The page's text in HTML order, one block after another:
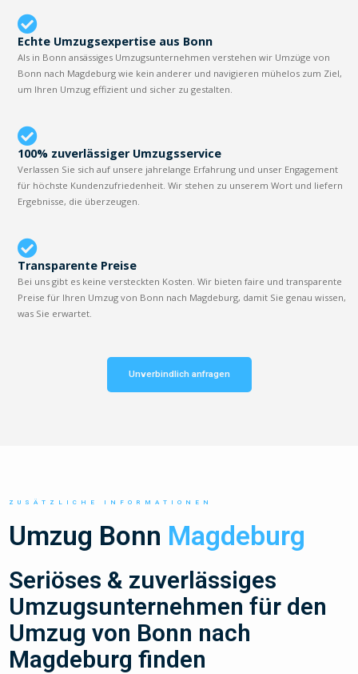
Echte Umzugsexpertise aus Bonn
Als in Bonn ansässiges Umzugsunternehmen verstehen wir Umzüge von
Bonn nach Magdeburg wie kein anderer und navigieren mühelos zum Ziel,
um Ihren Umzug effizient und sicher zu gestalten.
100% zuverlässiger Umzugsservice
Verlassen Sie sich auf unsere jahrelange Erfahrung und unser Engagement
für höchste Kundenzufriedenheit. Wir stehen zu unserem Wort und liefern
Ergebnisse, die überzeugen.
Transparente Preise
Bei uns gibt es keine versteckten Kosten. Wir bieten faire und transparente
Preise für Ihren Umzug von Bonn nach Magdeburg, damit Sie genau wissen,
was Sie erwartet.
Unverbindlich anfragen
ZUSÄTZLICHE INFORMATIONEN
Umzug Bonn Magdeburg
Seriöses & zuverlässiges
Umzugsunternehmen für den
Umzug von Bonn nach
Magdeburg finden